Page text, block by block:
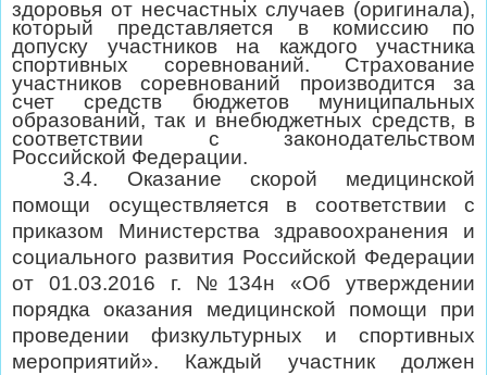
здоровья от несчастных случаев (оригинала),
который представляется в комиссию по
допуску участников на каждого участника
спортивных соревнований. Страхование
участников соревнований производится за
счет средств бюджетов муниципальных
образований, так и внебюджетных средств, в
соответствии с законодательством
Российской Федерации.
3.4. Оказание скорой медицинской
помощи осуществляется в соответствии с
приказом Министерства здравоохранения и
социального развития Российской Федерации
от 01.03.2016 г. №134н «Об утверждении
порядка оказания медицинской помощи при
проведении физкультурных и спортивных
мероприятий». Каждый участник должен